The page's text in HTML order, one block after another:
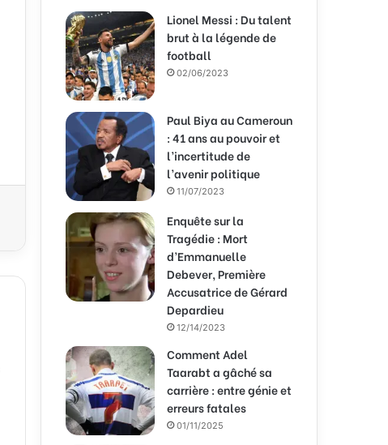
Lionel Messi : Du talent
brut à la légende de
football
02/06/2023
Paul Biya au Cameroun
: 41 ans au pouvoir et
l’incertitude de
l’avenir politique
11/07/2023
Enquête sur la
Tragédie : Mort
d’Emmanuelle
Debever, Première
Accusatrice de Gérard
Depardieu
12/14/2023
Comment Adel
Taarabt a gâché sa
carrière : entre génie et
erreurs fatales
01/11/2025